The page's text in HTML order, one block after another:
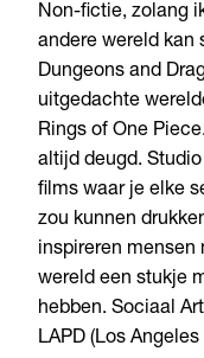
Non-fictie, zolang
andere wereld kan
Dungeons and
uitgedachte
Rings of One
altijd deugd.
films waar je elke
zou kunnen
inspireren mensen
wereld een stukje
hebben. Sociaal
LAPD (Los